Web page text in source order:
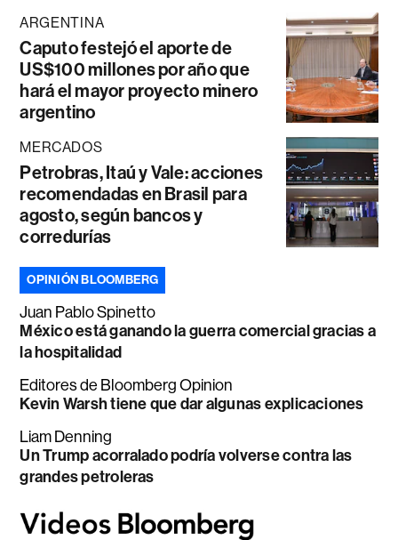
ARGENTINA
Caputo festejó el aporte de
US$100 millones por año que
hará el mayor proyecto minero
argentino
MERCADOS
Petrobras, Itaú y Vale: acciones
recomendadas en Brasil para
agosto, según bancos y
corredurías
OPINIÓN BLOOMBERG
Juan Pablo Spinetto
México está ganando la guerra comercial gracias a
la hospitalidad
Editores de Bloomberg Opinion
Kevin Warsh tiene que dar algunas explicaciones
Liam Denning
Un Trump acorralado podría volverse contra las
grandes petroleras